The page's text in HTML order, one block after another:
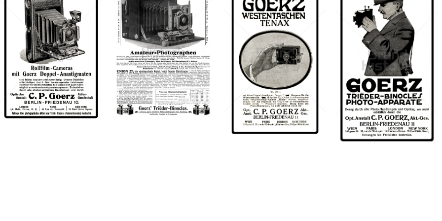
Konzerne
Epoche
C. P. GOERZ, BERLIN
· WIEN
C. P. GOERZ, BERLIN
· WIEN
1905
Bild-ID: 42700
C. P. GOERZ, BERLIN
· WIEN
C. P. GOERZ, BERLIN
· WIEN
1905
Bild-ID: 3087
C. P. GOERZ, BERLIN
· WIEN
C. P. GOERZ, BERLIN
· WIEN
1909
Bild-ID: 40712
C. P. GOERZ, BERLIN
· WIEN
C. P. GOERZ, BERLIN
· WIEN
1909
Bild-ID: 40724